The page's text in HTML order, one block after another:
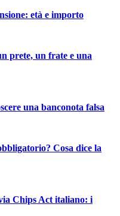
età e importo
prete, un frate e una
una banconota falsa
Cosa dice la
Chips Act italiano: i